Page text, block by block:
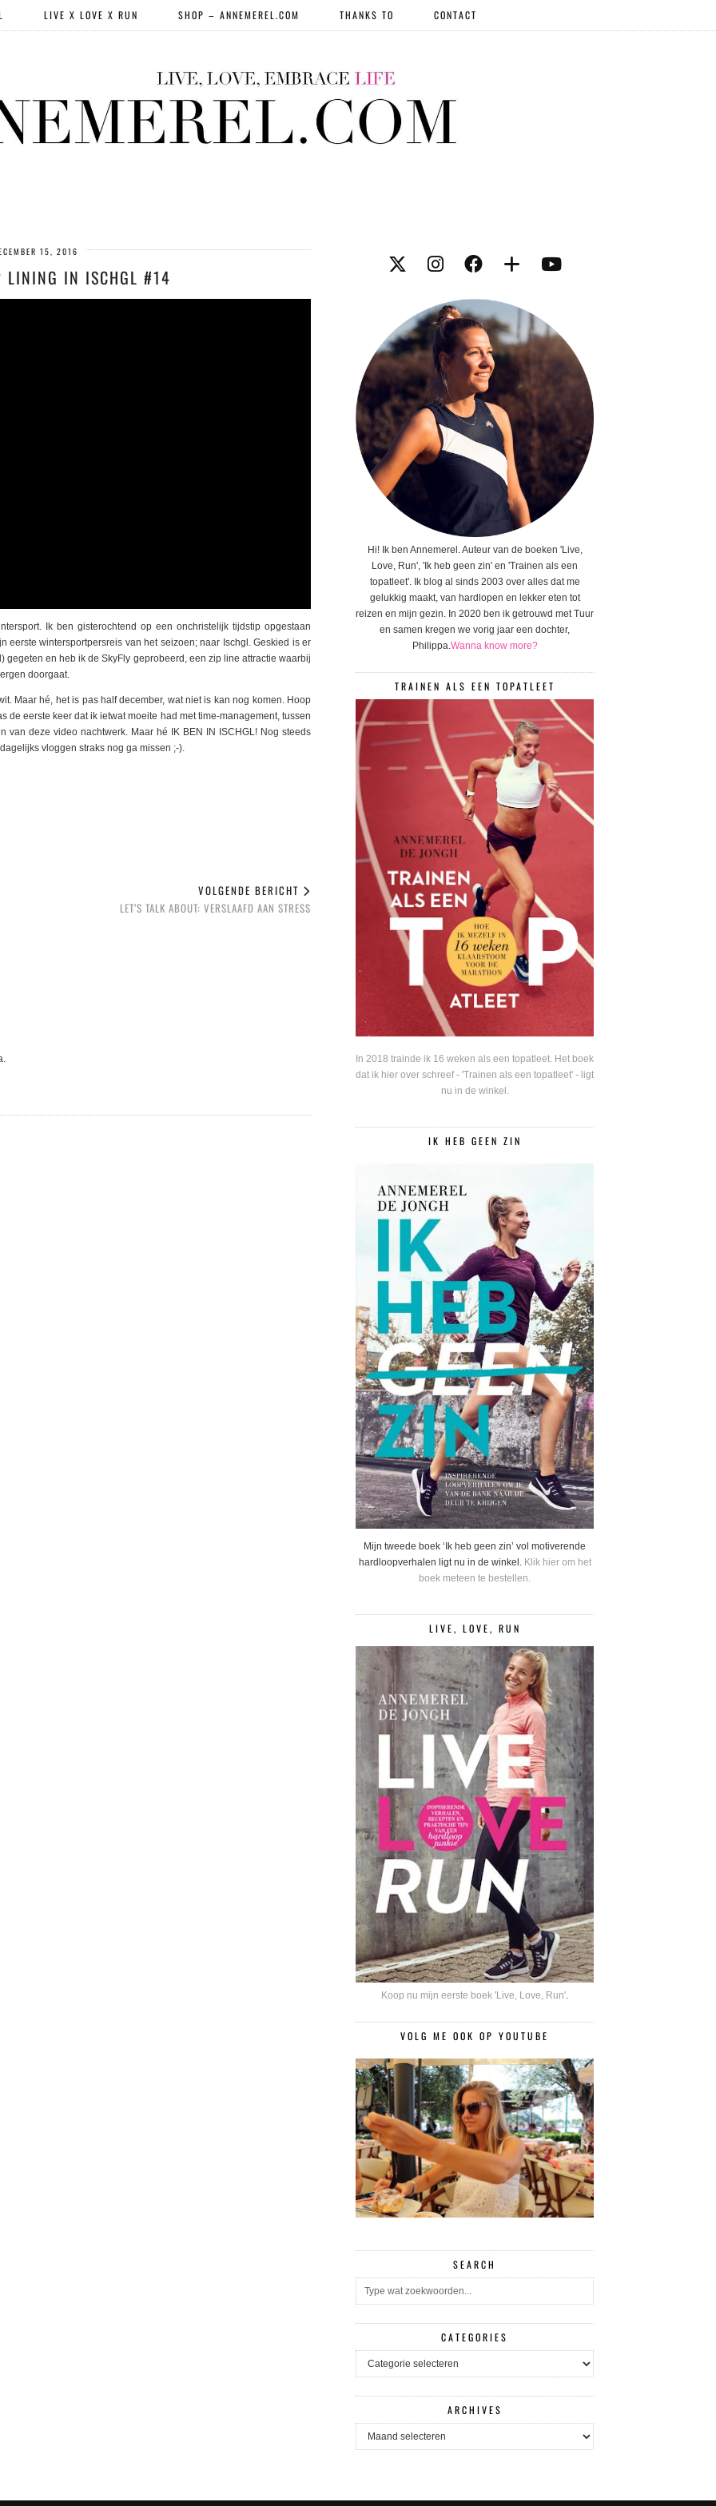
LIVE X LOVE X RUN SHOP – ANNEMEREL.COM THANKS TO CONTACT
15, 2016
LINING IN ISCHGL #14
Ik ben gisterochtend op een onchristelijk tijdstip opgestaan
eerste wintersportpersreis van het seizoen; naar Ischgl. Geskied is er
en heb ik de SkyFly geprobeerd, een zip line attractie waarbij
doorgaat.
Maar hé, het is pas half december, wat niet is kan nog komen. Hoop
eerste keer dat ik ietwat moeite had met time-management, tussen
deze video nachtwerk. Maar hé IK BEN IN ISCHGL! Nog steeds
vloggen straks nog ga missen ;-).
VOLGENDE BERICHT
LET’S TALK ABOUT: VERSLAAFD AAN STRESS
Hi! Ik ben Annemerel. Auteur van de boeken 'Live,
Love, Run', 'Ik heb geen zin' en 'Trainen als een
topatleet'. Ik blog al sinds 2003 over alles dat me
gelukkig maakt, van hardlopen en lekker eten tot
reizen en mijn gezin. In 2020 ben ik getrouwd met Tuur
en samen kregen we vorig jaar een dochter,
Philippa.Wanna know more?
TRAINEN ALS EEN TOPATLEET
In 2018 trainde ik 16 weken als een topatleet. Het boek
dat ik hier over schreef - 'Trainen als een topatleet' - ligt
nu in de winkel.
IK HEB GEEN ZIN
Mijn tweede boek ‘Ik heb geen zin’ vol motiverende
hardloopverhalen ligt nu in de winkel. Klik hier om het
boek meteen te bestellen.
LIVE, LOVE, RUN
Koop nu mijn eerste boek 'Live, Love, Run'.
VOLG ME OOK OP YOUTUBE
SEARCH
CATEGORIES
CATEGORIES
ARCHIVES
ARCHIVES